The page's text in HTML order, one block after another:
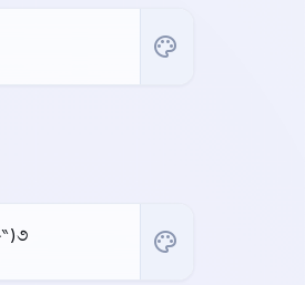
palette
palette